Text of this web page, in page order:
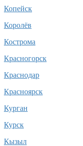
Копейск
Королёв
Кострома
Красногорск
Краснодар
Красноярск
Курган
Курск
Кызыл